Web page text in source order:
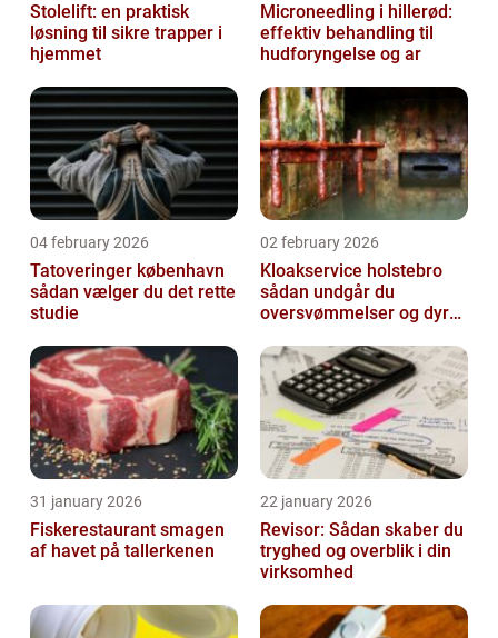
Stolelift: en praktisk
løsning til sikre trapper i
hjemmet
Microneedling i hillerød:
effektiv behandling til
hudforyngelse og ar
04 february 2026
Tatoveringer københavn
sådan vælger du det rette
studie
02 february 2026
Kloakservice holstebro
sådan undgår du
oversvømmelser og dyre
31 january 2026
Fiskerestaurant smagen
af havet på tallerkenen
22 january 2026
Revisor: Sådan skaber du
tryghed og overblik i din
virksomhed